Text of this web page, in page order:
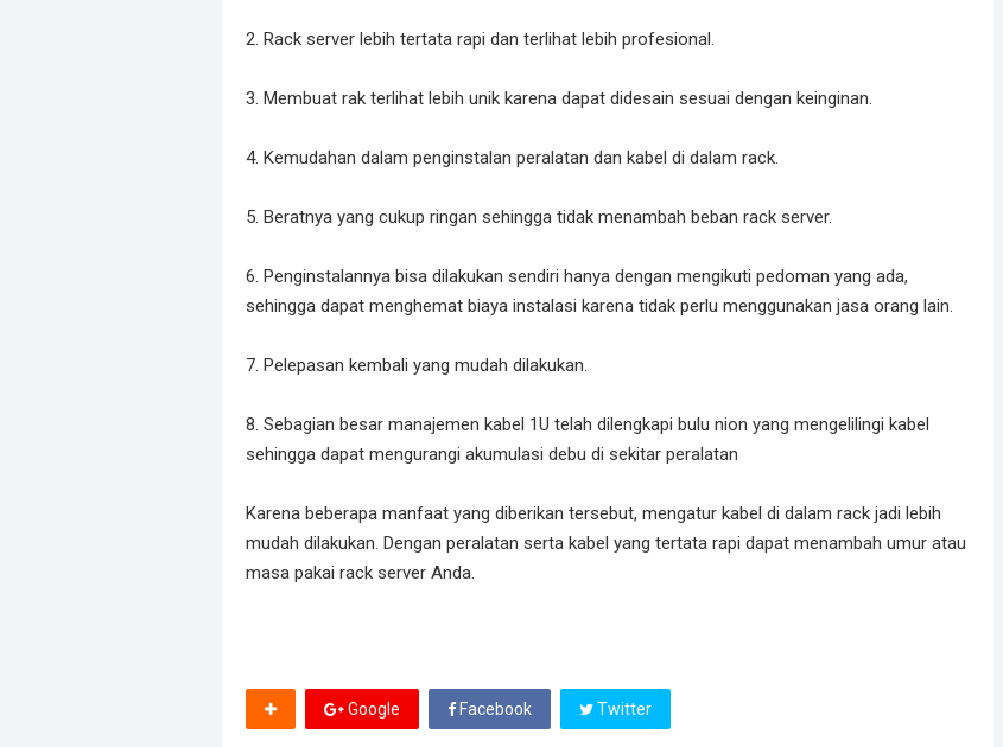
2. Rack server lebih tertata rapi dan terlihat lebih profesional.
3. Membuat rak terlihat lebih unik karena dapat didesain sesuai dengan keinginan.
4. Kemudahan dalam penginstalan peralatan dan kabel di dalam rack.
5. Beratnya yang cukup ringan sehingga tidak menambah beban rack server.
6. Penginstalannya bisa dilakukan sendiri hanya dengan mengikuti pedoman yang ada,
sehingga dapat menghemat biaya instalasi karena tidak perlu menggunakan jasa orang lain.
7. Pelepasan kembali yang mudah dilakukan.
8. Sebagian besar manajemen kabel 1U telah dilengkapi bulu nion yang mengelilingi kabel
sehingga dapat mengurangi akumulasi debu di sekitar peralatan
Karena beberapa manfaat yang diberikan tersebut, mengatur kabel di dalam rack jadi lebih
mudah dilakukan. Dengan peralatan serta kabel yang tertata rapi dapat menambah umur atau
masa pakai rack server Anda.
Google Facebook Twitter